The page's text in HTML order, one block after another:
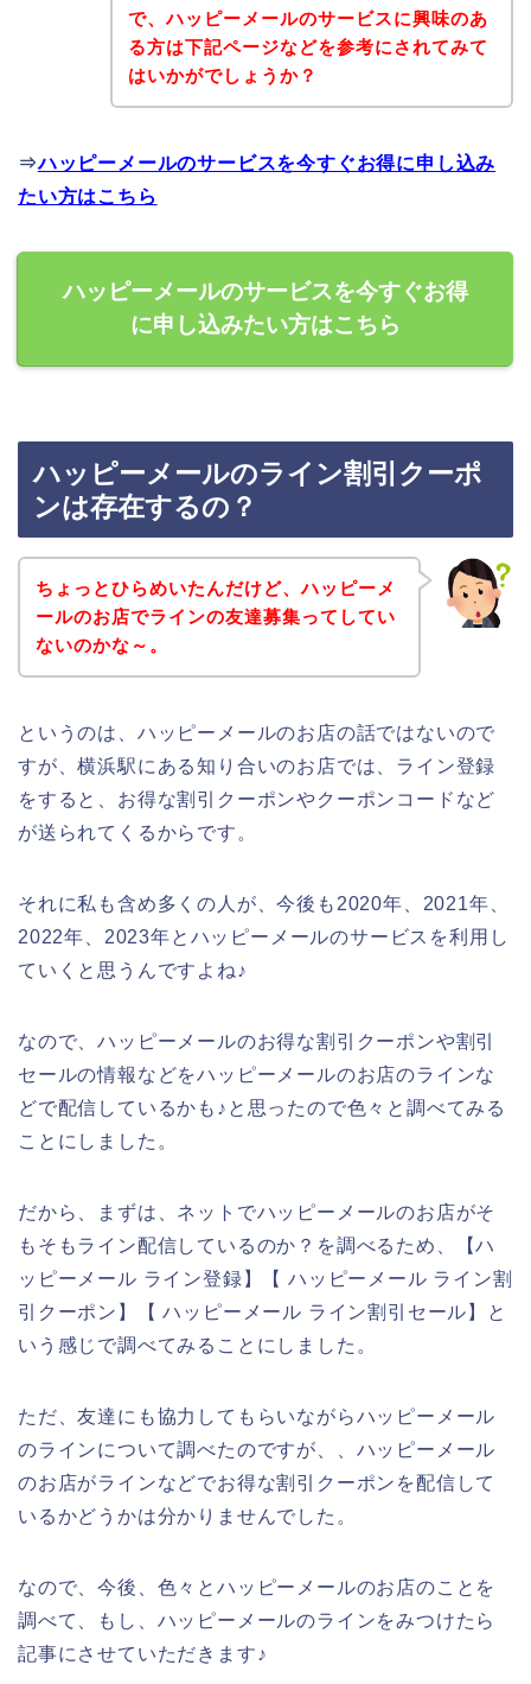
で、ハッピーメールのサービスに興味のあ
る方は下記ページなどを参考にされてみて
はいかがでしょうか？
⇒ハッピーメールのサービスを今すぐお得に申し込み
たい方はこちら
ハッピーメールのサービスを今すぐお得
に申し込みたい方はこちら
ハッピーメールのライン割引クーポ
ンは存在するの？
ちょっとひらめいたんだけど、ハッピーメ
ールのお店でラインの友達募集ってしてい
ないのかな～。
というのは、ハッピーメールのお店の話ではないので
すが、横浜駅にある知り合いのお店では、ライン登録
をすると、お得な割引クーポンやクーポンコードなど
が送られてくるからです。
それに私も含め多くの人が、今後も2020年、2021年、
2022年、2023年とハッピーメールのサービスを利用し
ていくと思うんですよね♪
なので、ハッピーメールのお得な割引クーポンや割引
セールの情報などをハッピーメールのお店のラインな
どで配信しているかも♪と思ったので色々と調べてみる
ことにしました。
だから、まずは、ネットでハッピーメールのお店がそ
もそもライン配信しているのか？を調べるため、【ハ
ッピーメール ライン登録】【 ハッピーメール ライン割
引クーポン】【 ハッピーメール ライン割引セール】と
いう感じで調べてみることにしました。
ただ、友達にも協力してもらいながらハッピーメール
のラインについて調べたのですが、、ハッピーメール
のお店がラインなどでお得な割引クーポンを配信して
いるかどうかは分かりませんでした。
なので、今後、色々とハッピーメールのお店のことを
調べて、もし、ハッピーメールのラインをみつけたら
記事にさせていただきます♪